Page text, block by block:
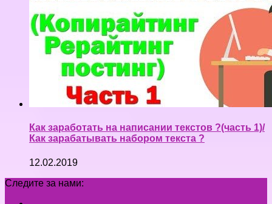
Как заработать на написании текстов ?(часть 1)/
Как зарабатывать набором текста ?
12.02.2019
Следите за нами: